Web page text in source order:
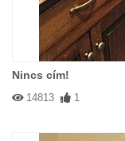
Nincs cím!
14813 1